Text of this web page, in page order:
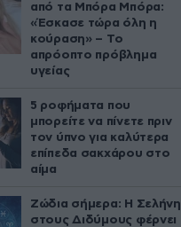
από τα Μπόρα Μπόρα:
«Έσκασε τώρα όλη η
κούραση» – Το
απρόοπτο πρόβλημα
υγείας
5 ροφήματα που
μπορείτε να πίνετε πριν
τον ύπνο για καλύτερα
επίπεδα σακχάρου στο
αίμα
Ζώδια σήμερα: Η Σελήνη
στους Διδύμους φέρνει